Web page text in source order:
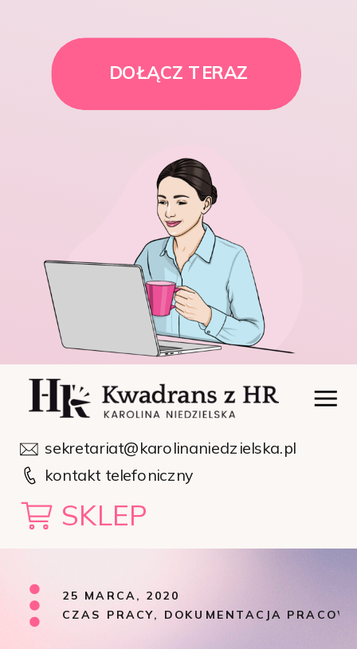
DOŁĄCZ TERAZ
sekretariat@karolinaniedzielska.pl
kontakt telefoniczny
SKLEP
CZAS PRACY, DOKUMENTACJA
25 MARCA, 2020